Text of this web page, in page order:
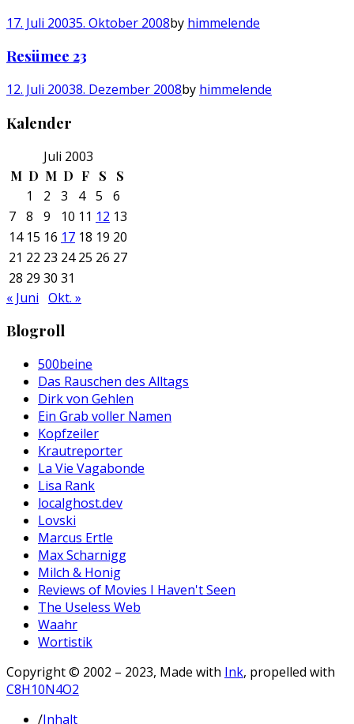
17. Juli 20035. Oktober 2008by himmelende
Resümee 23
12. Juli 20038. Dezember 2008by himmelende
Kalender
Juli 2003
M D M D F S S
1 2 3 4 5
6
7 8 9 10 11 12 13
14 15 16 17 18 19 20
21 22 23 24 25 26 27
28 29 30 31
« Juni Okt. »
Blogroll
500beine
Das Rauschen des Alltags
Dirk von Gehlen
Ein Grab voller Namen
Kopfzeiler
Krautreporter
La Vie Vagabonde
Lisa Rank
localghost.dev
Lovski
Marcus Ertle
Max Scharnigg
Milch & Honig
Reviews of Movies I Haven't Seen
The Useless Web
Waahr
Wortistik
Copyright © 2002 – 2023, Made with Ink, propelled with
C8H10N4O2
/Inhalt